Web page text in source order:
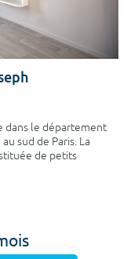
dans le département
sud de Paris. La
de petits